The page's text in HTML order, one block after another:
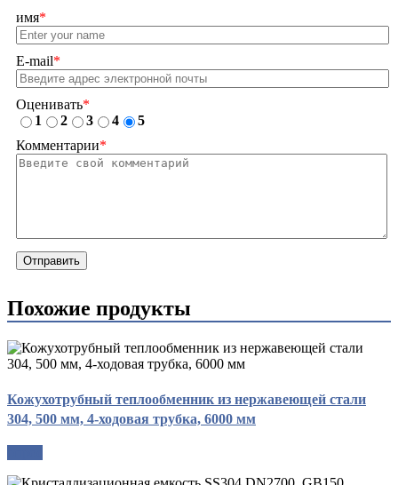
имя*
E-mail*
Оценивать*
1
2 3 4
5
Комментарии*
Отправить
Похожие продукты
Кожухотрубный теплообменник из нержавеющей стали
304, 500 мм, 4-ходовая трубка, 6000 мм